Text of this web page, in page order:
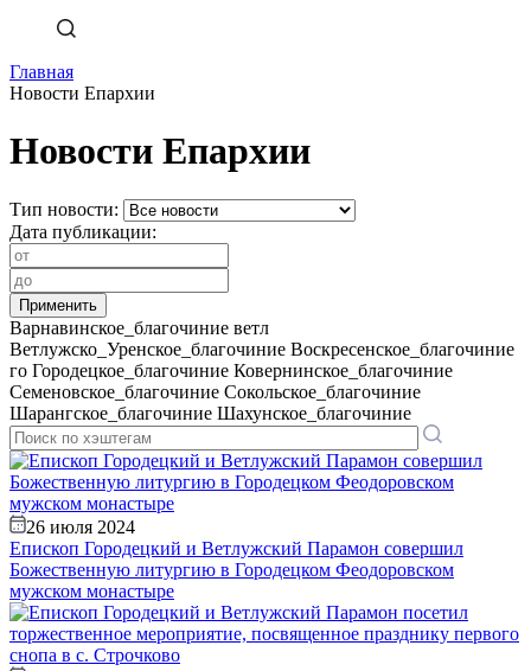
Главная
Новости Епархии
Новости Епархии
Тип новости:
Дата публикации:
Варнавинское_благочиние ветл
Ветлужско_Уренское_благочиние Воскресенское_благочиние
го Городецкое_благочиние Ковернинское_благочиние
Семеновское_благочиние Сокольское_благочиние
Шарангское_благочиние Шахунское_благочиние
26 июля 2024
Епископ Городецкий и Ветлужский Парамон совершил
Божественную литургию в Городецком Феодоровском
мужском монастыре